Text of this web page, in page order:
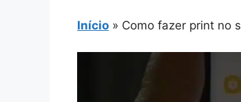
Início » Como fazer print no